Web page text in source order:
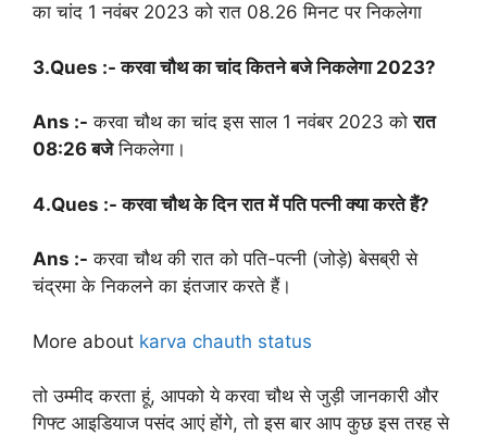
का चांद 1 नवंबर 2023 को रात 08.26 मिनट पर निकलेगा
3.Ques :- करवा चौथ का चांद कितने बजे निकलेगा 2023?
Ans :- करवा चौथ का चांद इस साल 1 नवंबर 2023 कोरात
08:26 बजेनिकलेगा।
4.Ques :- करवा चौथ के दिन रात में पति पत्नी क्या करते हैं?
Ans :- करवा चौथ की रात को पति-पत्नी (जोड़े) बेसब्री से
चंद्रमा के निकलने का इंतजार करते हैं।
More about karva chauth status
तो उम्मीद करता हूं, आपको ये करवा चौथ से जुड़ी जानकारी और
गिफ्ट आइडियाज पसंद आएं होंगे, तो इस बार आप कुछ इस तरह से